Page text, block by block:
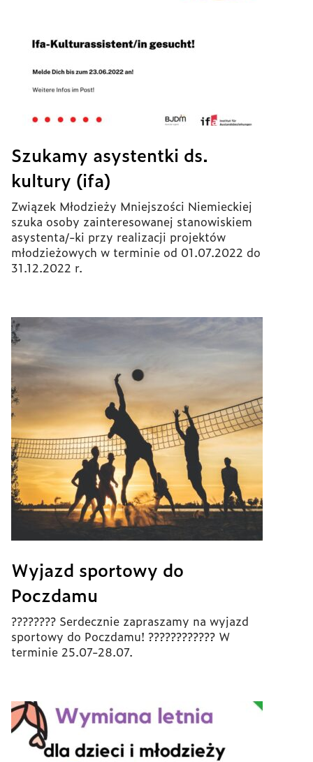
Szukamy asystentki ds.
kultury (ifa)
Związek Młodzieży Mniejszości Niemieckiej
szuka osoby zainteresowanej stanowiskiem
asystenta/-ki przy realizacji projektów
młodzieżowych w terminie od 01.07.2022 do
31.12.2022 r.
Wyjazd sportowy do
Poczdamu
???????? Serdecznie zapraszamy na wyjazd
sportowy do Poczdamu! ???????????? W
terminie 25.07-28.07.